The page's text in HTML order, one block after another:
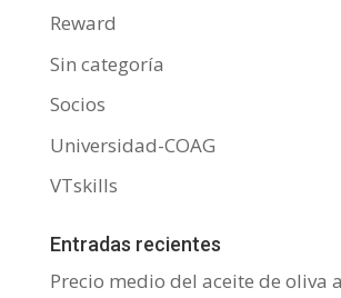
Reward
Sin categoría
Socios
Universidad-COAG
VTskills
Entradas recientes
Precio medio del aceite de oliva